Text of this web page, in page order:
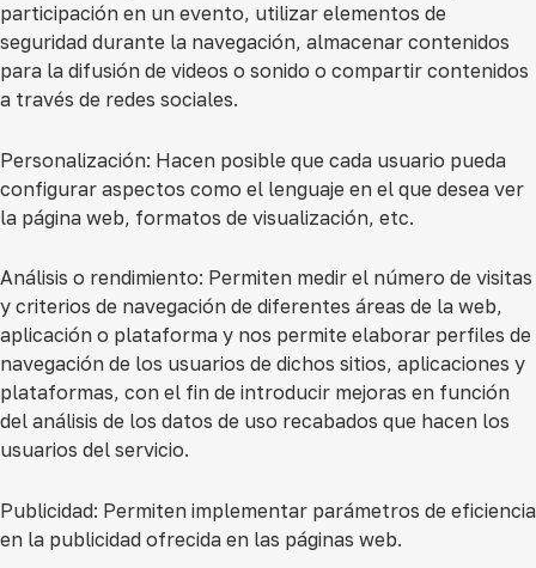
participación en un evento, utilizar elementos de
seguridad durante la navegación, almacenar contenidos
para la difusión de videos o sonido o compartir contenidos
a través de redes sociales.
Personalización: Hacen posible que cada usuario pueda
configurar aspectos como el lenguaje en el que desea ver
la página web, formatos de visualización, etc.
Análisis o rendimiento: Permiten medir el número de visitas
y criterios de navegación de diferentes áreas de la web,
aplicación o plataforma y nos permite elaborar perfiles de
navegación de los usuarios de dichos sitios, aplicaciones y
plataformas, con el fin de introducir mejoras en función
del análisis de los datos de uso recabados que hacen los
usuarios del servicio.
Publicidad: Permiten implementar parámetros de eficiencia
en la publicidad ofrecida en las páginas web.